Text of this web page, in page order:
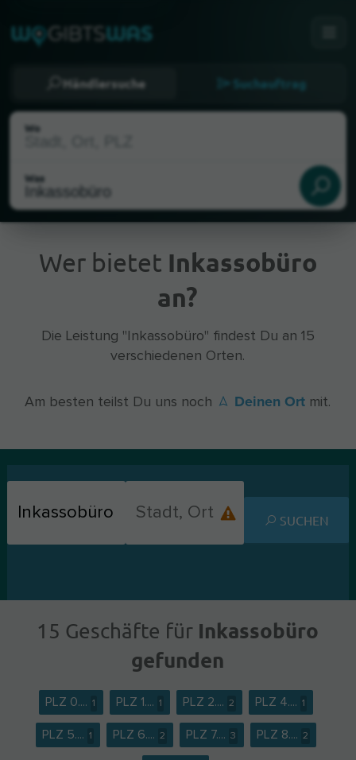
Händlersuche Suchauftrag
Wo
Was
Wer bietet Inkassobüro
an?
Die Leistung "Inkassobüro" findest Du an 15
verschiedenen Orten.
Am besten teilst Du uns noch Deinen Ort mit.
SUCHEN
15 Geschäfte für Inkassobüro
gefunden
PLZ 0.... 1 PLZ 1.... 1 PLZ 2.... 2 PLZ 4.... 1
PLZ 5.... 1 PLZ 6.... 2 PLZ 7.... 3 PLZ 8.... 2